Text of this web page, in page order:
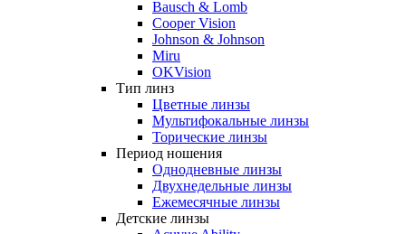
Bausch & Lomb
Cooper Vision
Johnson & Johnson
Miru
OKVision
Тип линз
Цветные линзы
Мультифокальные линзы
Торические линзы
Период ношения
Однодневные линзы
Двухнедельные линзы
Ежемесячные линзы
Детские линзы